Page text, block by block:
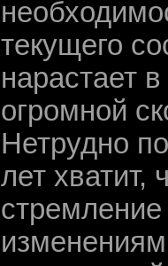
текущего
нарастает
огромной
Нетрудно
лет хватит,